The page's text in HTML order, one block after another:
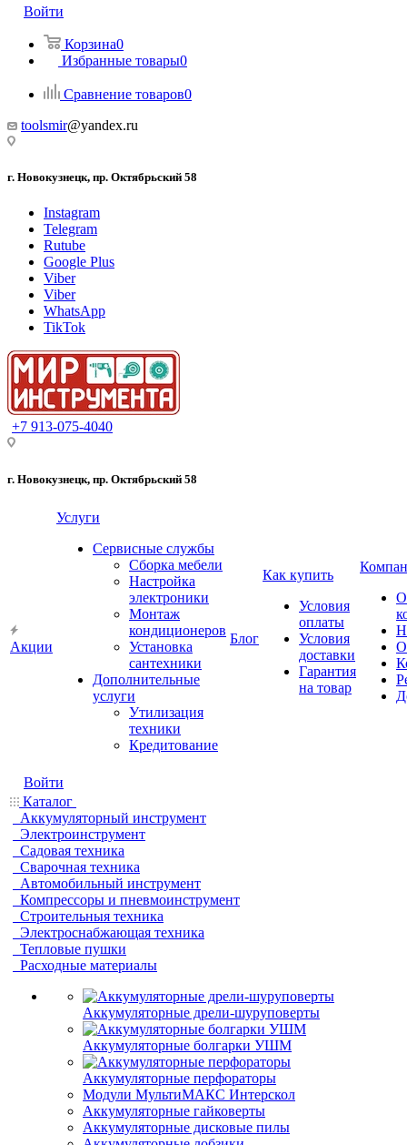
Войти
Корзина0
Избранные товары0
Сравнение товаров0
toolsmir@yandex.ru
г. Новокузнецк, пр. Октябрьский 58
Instagram
Telegram
Rutube
Google Plus
Viber
Viber
WhatsApp
TikTok
+7 913-075-4040
г. Новокузнецк, пр. Октябрьский 58
Акции
Услуги
Сервисные службы
Сборка мебели
Настройка
электроники
Монтаж
кондиционеров
Установка
сантехники
Дополнительные
услуги
Утилизация
техники
Кредитование
Блог
Как купить
Условия
оплаты
Условия
доставки
Гарантия
на товар
О
Войти
Каталог
Аккумуляторный инструмент
Электроинструмент
Садовая техника
Сварочная техника
Автомобильный инструмент
Компрессоры и пневмоинструмент
Строительныя техника
Электроснабжающая техника
Тепловые пушки
Расходные материалы
Аккумуляторные дрели-шуруповерты
Аккумуляторные болгарки УШМ
Аккумуляторные перфораторы
Модули МультиМАКС Интерскол
Аккумуляторные гайковерты
Аккумуляторные дисковые пилы